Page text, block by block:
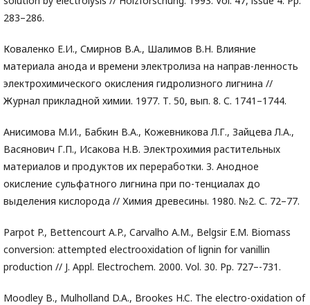
283–286.
Коваленко Е.И., Смирнов В.А., Шалимов В.Н. Влияние
материала анода и времени электролиза на направ-ленность
электрохимического окисления гидролизного лигнина //
Журнал прикладной химии. 1977. Т. 50, вып. 8. С. 1741–1744.
Анисимова М.И., Бабкин В.А., Кожевникова Л.Г., Зайцева Л.А.,
Васянович Г.П., Исакова Н.В. Электрохимия растительных
материалов и продуктов их переработки. 3. Анодное
окисление сульфатного лигнина при по-тенциалах до
выделения кислорода // Химия древесины. 1980. №2. С. 72–77.
Parpot P., Bettencourt A.P., Carvalho A.M., Belgsir E.M. Biomass
conversion: attempted electrooxidation of lignin for vanillin
production // J. Appl. Electrochem. 2000. Vol. 30. Pp. 727–-731.
Moodley B., Mulholland D.A., Brookes H.C. The electro-oxidation of